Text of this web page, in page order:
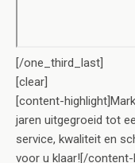
[/one_third_last]
[clear]
[content-
jaren uitgegroeid tot
service, kwaliteit en
voor u klaar![/content-